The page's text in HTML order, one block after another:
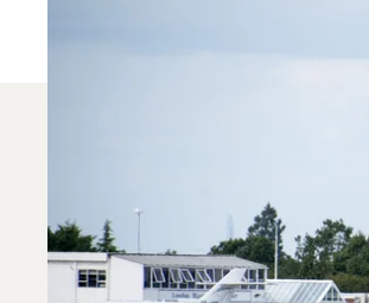
Jakie Typy
W 2025 roku Citation CJ1,